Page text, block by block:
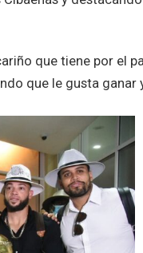
que tiene por el
que le gusta ganar